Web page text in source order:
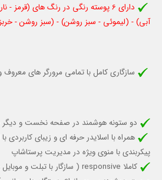
دارای 6 پوسته رنگی در رنگ های
آبی) - (لیموئی - سبز روشن) - (سبز روشن -
سازگاری کامل با تمامی مرورگر های معروف
دو ستونه هوشمند در صفحه نخست و
همراه با اسلایدر حرفه ای و زیبای کاربردی
پیکربندی با منوی ویژه در مدیریت پرستاشاپ
کاملا responsive (
سازگار با تبلت و موبایل